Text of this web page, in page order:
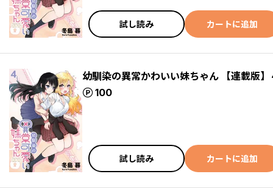
試し読み カートに追加
幼馴染の異常かわいい妹ちゃん 【連載版】
100
ポイント
試し読み カートに追加